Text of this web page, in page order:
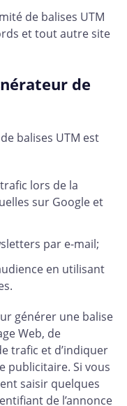
de balises UTM
et tout autre site
de
balises UTM est
lors de la
sur Google et
par e-mail;
en utilisant
générer une balise
Web, de
trafic et d’indiquer
publicitaire. Si vous
saisir quelques
de l’annonce